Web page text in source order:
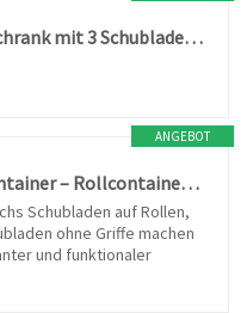
SONGMICS Aktenschrank mit 3 Schubladen, Rollcontainer, Stahl, abschließbar
ANGEBOT
Inter Link – Rollcontainer – Rollcontainer mit 6 Schubladen – Bürocontainer - Rollschrank – Rollwagen – Schubladenkommode - Massiv Kieferholz – Weiß Lackiert - 35 x 40 x 65 cm - Simon
Schubladen auf Rollen,
ohne Griffe machen
und funktionaler